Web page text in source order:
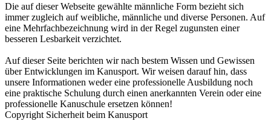
Die auf dieser Webseite gewählte männliche Form bezieht sich
immer zugleich auf weibliche, männliche und diverse Personen. Auf
eine Mehrfachbezeichnung wird in der Regel zugunsten einer
besseren Lesbarkeit verzichtet.
Auf dieser Seite berichten wir nach bestem Wissen und Gewissen
über Entwicklungen im Kanusport. Wir weisen darauf hin, dass
unsere Informationen weder eine professionelle Ausbildung noch
eine praktische Schulung durch einen anerkannten Verein oder eine
professionelle Kanuschule ersetzen können!
Copyright Sicherheit beim Kanusport